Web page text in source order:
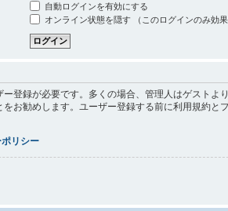
自動ログインを有効にする
オンライン状態を隠す （このログインのみ効
ー登録が必要です。多くの場合、管理人はゲスト
お勧めします。ユーザー登録する前に利用規約
リシー